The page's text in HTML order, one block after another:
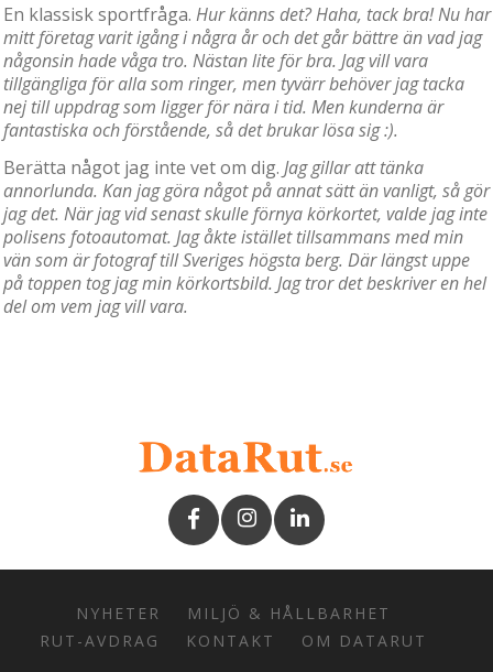
En klassisk sportfråga. Hur känns det? Haha, tack bra! Nu har
mitt företag varit igång i några år och det går bättre än vad jag
någonsin hade våga tro. Nästan lite för bra. Jag vill vara
tillgängliga för alla som ringer, men tyvärr behöver jag tacka
nej till uppdrag som ligger för nära i tid. Men kunderna är
fantastiska och förstående, så det brukar lösa sig :).
Berätta något jag inte vet om dig. Jag gillar att tänka
annorlunda. Kan jag göra något på annat sätt än vanligt, så gör
jag det. När jag vid senast skulle förnya körkortet, valde jag inte
polisens fotoautomat. Jag åkte istället tillsammans med min
vän som är fotograf till Sveriges högsta berg. Där längst uppe
på toppen tog jag min körkortsbild. Jag tror det beskriver en hel
del om vem jag vill vara.
NYHETER
MILJÖ & HÅLLBARHET
RUT-AVDRAG
KONTAKT OM DATARUT